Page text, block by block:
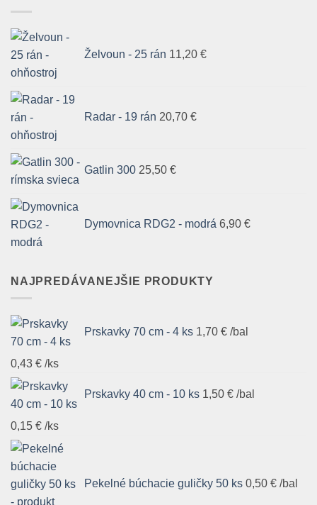
Želvoun - 25 rán 11,20 €
Radar - 19 rán 20,70 €
Gatlin 300 25,50 €
Dymovnica RDG2 - modrá 6,90 €
NAJPREDÁVANEJŠIE PRODUKTY
Prskavky 70 cm - 4 ks 1,70 € /bal
0,43 € /ks
Prskavky 40 cm - 10 ks 1,50 € /bal
0,15 € /ks
Pekelné búchacie guličky 50 ks 0,50 € /bal